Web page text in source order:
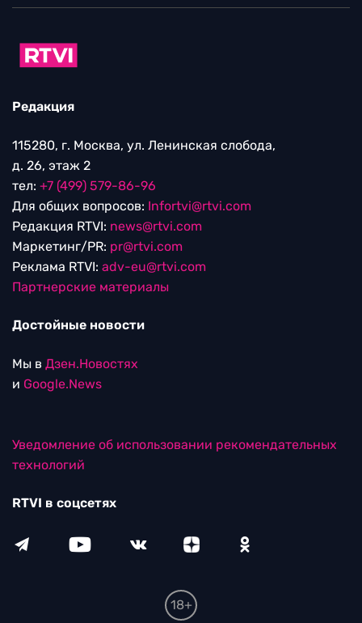
Редакция
115280, г. Москва, ул. Ленинская слобода,
д. 26, этаж 2
тел: +7 (499) 579-86-96
Для общих вопросов: Infortvi@rtvi.com
Редакция RTVI: news@rtvi.com
Маркетинг/PR: pr@rtvi.com
Реклама RTVI: adv-eu@rtvi.com
Партнерские материалы
Достойные новости
Мы в Дзен.Новостях
и Google.News
Уведомление об использовании рекомендательных
технологий
RTVI в соцсетях
18+